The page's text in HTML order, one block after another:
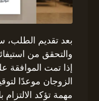
بعد تقديم الطلب،
والتحقق من
إذا تمت
الزوجان موعدًا
مهمة تؤكد الالتزام